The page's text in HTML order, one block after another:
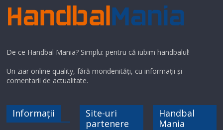
De ce Handbal Mania? Simplu: pentru că iubim handbalul!
Un ziar online quality, fără mondenități, cu informații și
comentarii de actualitate.
Informații
Site-uri
partenere
Handbal
Mania